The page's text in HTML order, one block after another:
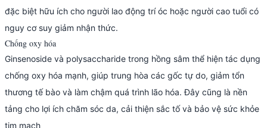
đặc biệt hữu ích cho người lao động trí óc hoặc người cao tuổi có
nguy cơ suy giảm nhận thức.
Chống oxy hóa
Ginsenoside và polysaccharide trong hồng sâm thể hiện tác dụng
chống oxy hóa mạnh, giúp trung hòa các gốc tự do, giảm tổn
thương tế bào và làm chậm quá trình lão hóa. Đây cũng là nền
tảng cho lợi ích chăm sóc da, cải thiện sắc tố và bảo vệ sức khỏe
tim mạch